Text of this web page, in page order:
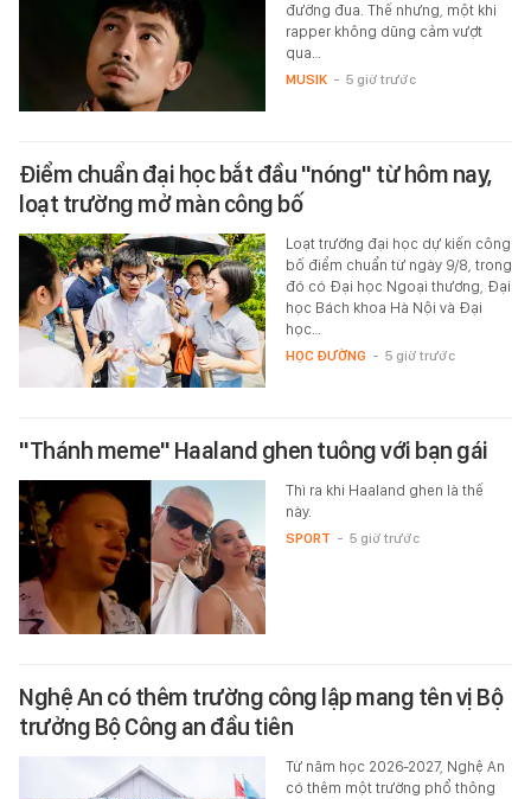
đường đua. Thế nhưng, một khi
rapper không dũng cảm vượt
qua…
MUSIK - 5 giờ trước
Điểm chuẩn đại học bắt đầu "nóng" từ hôm nay,
loạt trường mở màn công bố
Loạt trường đại học dự kiến công
bố điểm chuẩn từ ngày 9/8, trong
đó có Đại học Ngoại thương, Đại
học Bách khoa Hà Nội và Đại
học…
HỌC ĐƯỜNG - 5 giờ trước
"Thánh meme" Haaland ghen tuông với bạn gái
Thì ra khi Haaland ghen là thế
này.
SPORT - 5 giờ trước
Nghệ An có thêm trường công lập mang tên vị Bộ
trưởng Bộ Công an đầu tiên
Từ năm học 2026-2027, Nghệ An
có thêm một trường phổ thông